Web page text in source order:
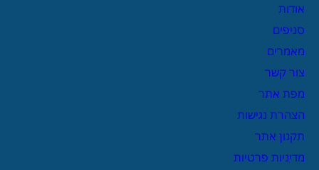
אודות
סניפים
מאמרים
צור קשר
מפת אתר
הצהרת נגישות
תקנון אתר
מדיניות פרטיות